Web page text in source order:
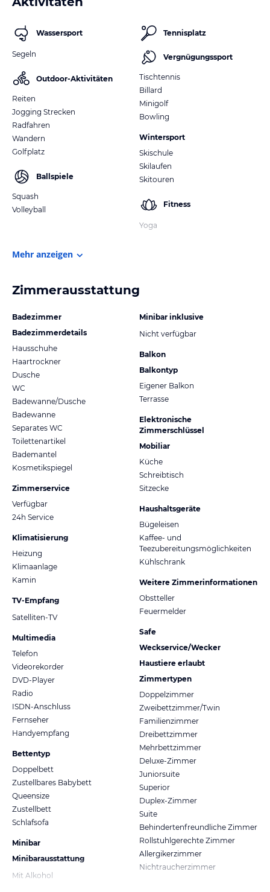
Wassersport
Segeln
Outdoor-Aktivitäten
Reiten
Jogging Strecken
Radfahren
Wandern
Golfplatz
Ballspiele
Squash
Volleyball
Tennisplatz
Vergnügungssport
Tischtennis
Billard
Minigolf
Bowling
Wintersport
Skischule
Skilaufen
Skitouren
Fitness
Yoga
Mehr anzeigen
Zimmerausstattung
Badezimmer
Badezimmerdetails
Hausschuhe
Haartrockner
Dusche
WC
Badewanne/Dusche
Badewanne
Separates WC
Toilettenartikel
Bademantel
Kosmetikspiegel
Zimmerservice
Verfügbar
24h Service
Klimatisierung
Heizung
Klimaanlage
Kamin
TV-Empfang
Satelliten-TV
Multimedia
Telefon
Videorekorder
DVD-Player
Radio
ISDN-Anschluss
Fernseher
Handyempfang
Bettentyp
Doppelbett
Zustellbares Babybett
Queensize
Zustellbett
Schlafsofa
Minibar
Minibarausstattung
Mit Alkohol
Minibar inklusive
Nicht verfügbar
Balkon
Balkontyp
Eigener Balkon
Terrasse
Elektronische
Zimmerschlüssel
Mobiliar
Küche
Schreibtisch
Sitzecke
Haushaltsgeräte
Bügeleisen
Kaffee- und
Teezubereitungsmöglichkeiten
Kühlschrank
Weitere Zimmerinformationen
Obstteller
Feuermelder
Safe
Weckservice/Wecker
Haustiere erlaubt
Zimmertypen
Doppelzimmer
Zweibettzimmer/Twin
Familienzimmer
Dreibettzimmer
Mehrbettzimmer
Deluxe-Zimmer
Juniorsuite
Superior
Duplex-Zimmer
Suite
Behindertenfreundliche Zimmer
Rollstuhlgerechte Zimmer
Allergikerzimmer
Nichtraucherzimmer